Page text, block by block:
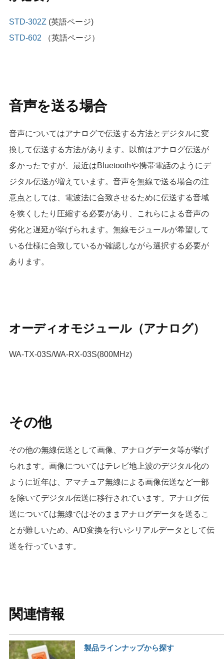
STD-302Z (英語ページ)
STD-602 （英語ページ）
音声を送る場合
音声についてはアナログで伝送する方法とデジタルに変
換して伝送する方法があります。以前はアナログ伝送が
多かったですが、最近はBluetoothや携帯電話のようにデ
ジタル伝送が増えています。音声を無線で送る場合の注
意点としては、電波法に合致させるために伝送する音域
を狭くしたり圧縮する必要があり、これらによる音声の
劣化と遅延が挙げられます。無線モジュールが希望して
いる仕様に合致しているか確認しながら選択する必要が
あります。
オーディオモジュール（アナログ）
WA-TX-03S/WA-RX-03S(800MHz)
その他
その他の無線伝送として画像、アナログデータ等が挙げ
られます。画像についてはテレビ地上波のデジタル化の
ように近年は、アマチュア無線による画像伝送など一部
を除いてデジタル伝送に移行されています。アナログ伝
送については無線ではそのままアナログデータを送るこ
とが難しいため、A/D変換を行いシリアルデータとして伝
送を行っています。
関連情報
製品ラインナップから探す